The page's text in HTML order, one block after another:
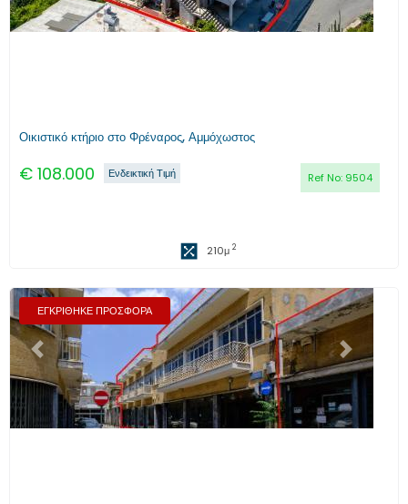
Οικιστικό κτήριο στο Φρέναρος, Αμμόχωστος
€ 108.000 Ref No: 9504
Ενδεικτική Τιμή
210μ 2
ΕΓΚΡΙΘΗΚΕ ΠΡΟΣΦΟΡΑ
Προηγούμενο Επόμενο